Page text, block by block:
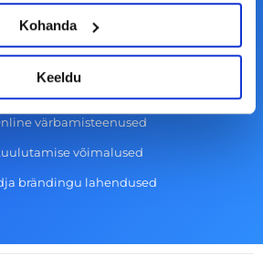
Kohanda
Keeldu
Tööandjale
värbamisteenused
võimalused
brändingu lahendused